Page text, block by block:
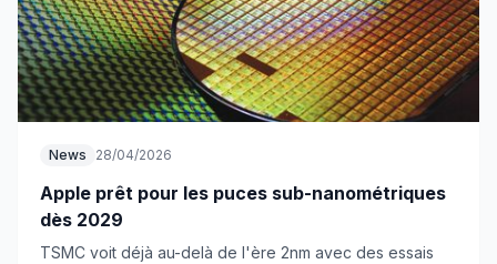
News 28/04/2026
Apple prêt pour les puces sub-nanométriques
dès 2029
TSMC voit déjà au-delà de l'ère 2nm avec des essais